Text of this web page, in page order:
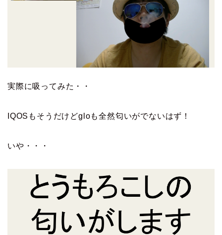
実際に吸ってみた・・
IQOSもそうだけどgloも全然匂いがでないはず！
いや・・・